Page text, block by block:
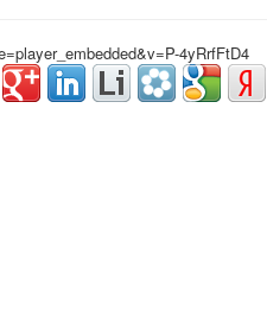
4yRrfFtD4